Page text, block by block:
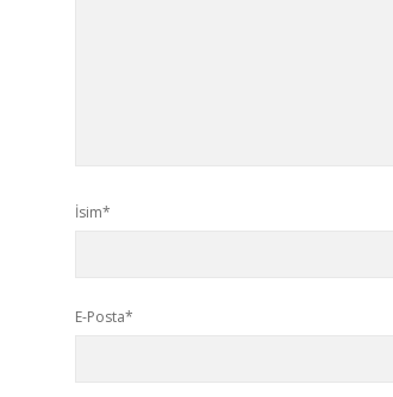
İsim*
E-Posta*